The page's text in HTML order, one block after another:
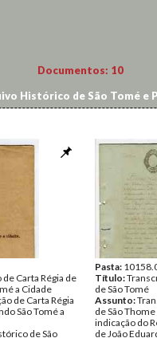
Documentos: 10
Histórico de São Tomé e
Carta Régia de
a Cidade
de Carta Régia
São Tomé a
de São
Pasta:
Título:
de São Tomé
Assunto:
de São
indicação do
de João